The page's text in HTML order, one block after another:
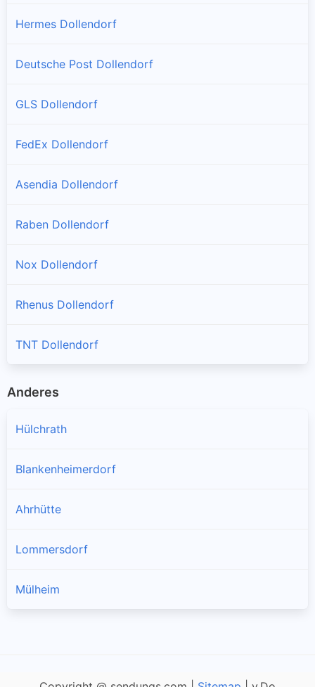
Hermes Dollendorf
Deutsche Post Dollendorf
GLS Dollendorf
FedEx Dollendorf
Asendia Dollendorf
Raben Dollendorf
Nox Dollendorf
Rhenus Dollendorf
TNT Dollendorf
Anderes
Hülchrath
Blankenheimerdorf
Ahrhütte
Lommersdorf
Mülheim